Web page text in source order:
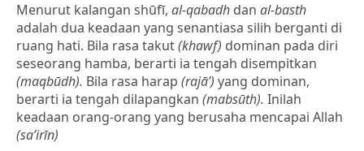
Menurut kalangan shūfī, al-qabadh dan al-basth
adalah dua keadaan yang senantiasa silih berganti di
ruang hati. Bila rasa takut(khawf) dominan pada diri
seseorang hamba, berarti ia tengah disempitkan
(maqbūdh). Bila rasa harap (rajā’) yang dominan,
berarti ia tengah dilapangkan (mabsūth). Inilah
keadaan orang-orang yang berusaha mencapai Allah
(sa’irīn)